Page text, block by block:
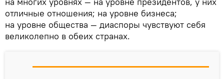
отличные отношения; на уровне бизнеса;
на уровне общества — диаспоры чувствуют себя
великолепно в обеих странах.